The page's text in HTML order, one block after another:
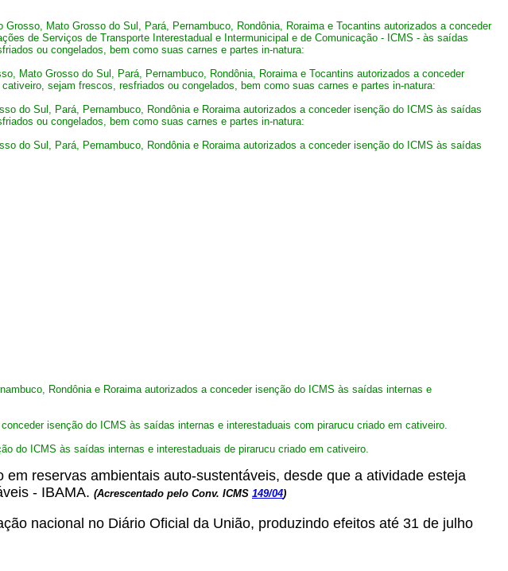
Mato Grosso do Sul, Pará, Pernambuco, Rondônia, Roraima e Tocantins autorizados a conceder
de Serviços de Transporte Interestadual e Intermunicipal e de Comunicação - ICMS - às saídas
ou congelados, bem como suas carnes e partes in-natura:
Mato Grosso do Sul, Pará, Pernambuco, Rondônia, Roraima e Tocantins autorizados a conceder
sejam frescos, resfriados ou congelados, bem como suas carnes e partes in-natura:
do Sul, Pará, Pernambuco, Rondônia e Roraima autorizados a conceder isenção do ICMS às saídas
ou congelados, bem como suas carnes e partes in-natura:
do Sul, Pará, Pernambuco, Rondônia e Roraima autorizados a conceder isenção do ICMS às saídas
Rondônia e Roraima autorizados a conceder isenção do ICMS às saídas internas e
isenção do ICMS às saídas internas e interestaduais com pirarucu criado em cativeiro.
do ICMS às saídas internas e interestaduais de pirarucu criado em cativeiro.
reservas ambientais auto-sustentáveis, desde que a atividade esteja
- IBAMA. (Acrescentado pelo Conv. ICMS 149/04)
nacional no Diário Oficial da União, produzindo efeitos até 31 de julho